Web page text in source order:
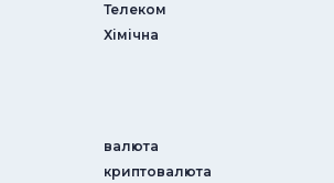
Телеком
Хімічна
валюта
криптовалюта